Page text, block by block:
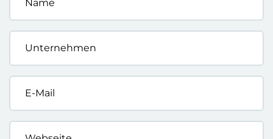
Unternehmen
E-
Mail
*
Webseite